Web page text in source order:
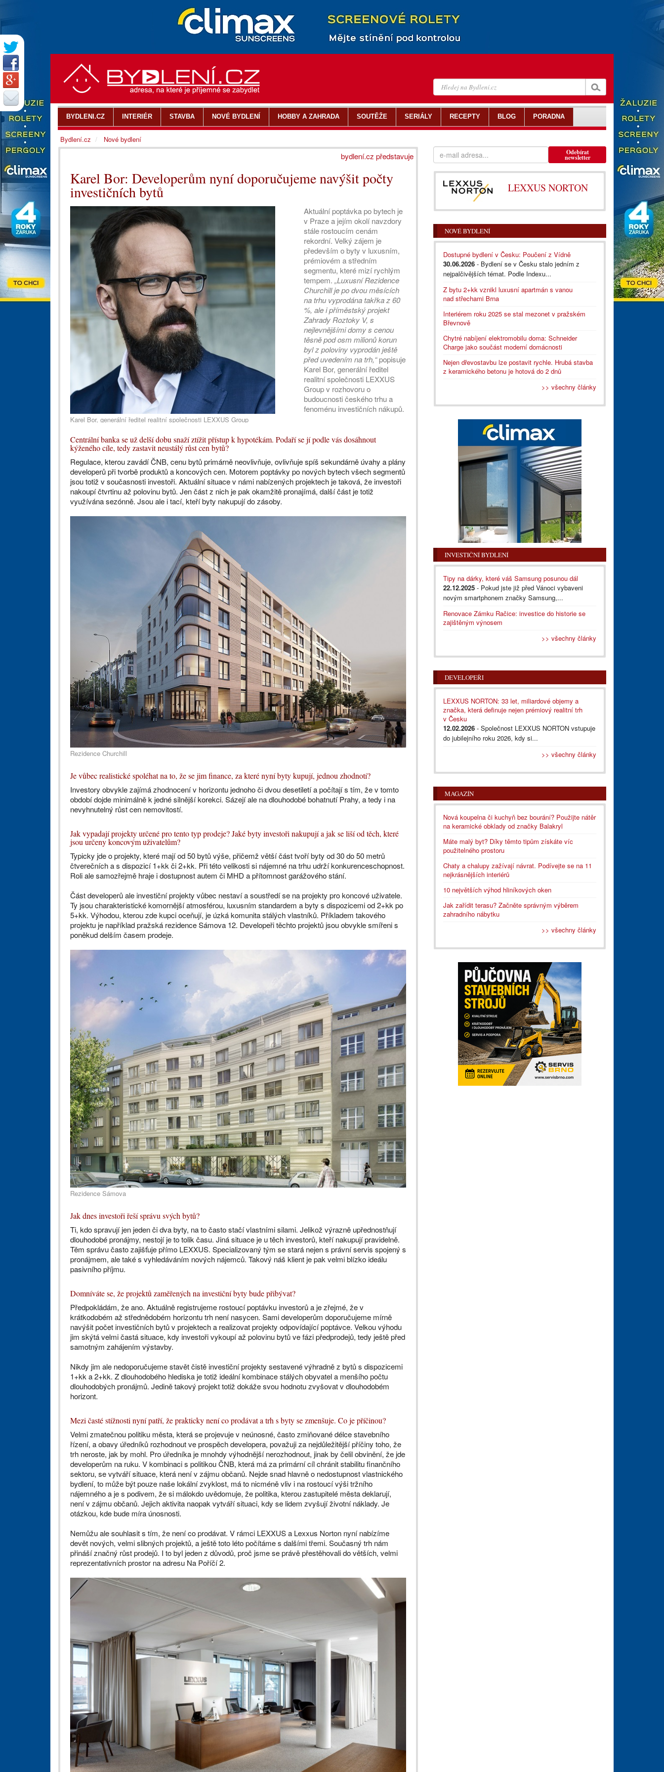
bydlení.cz představuje
Karel Bor: Developerům nyní doporučujeme navýšit počty
investičních bytů
Karel Bor, generální ředitel realitní společnosti LEXXUS Group
Aktuální poptávka po bytech je
v Praze a jejím okolí navzdory
stále rostoucím cenám
rekordní. Velký zájem je
především o byty v luxusním,
prémiovém a středním
segmentu, které mizí rychlým
tempem.„Luxusní Rezidence
Churchill je po dvou měsících
na trhu vyprodána takřka z 60
%, ale i příměstský projekt
Zahrady Roztoky V, s
nejlevnějšími domy s cenou
těsně pod osm milionů korun
byl z poloviny vyprodán ještě
před uvedením na trh,“popisuje
Karel Bor, generální ředitel
realitní společnosti LEXXUS
Group v rozhovoru o
budoucnosti českého trhu a
fenoménu investičních nákupů.
Centrální banka se už delší dobu snaží ztížit přístup k hypotékám. Podaří se jí podle vás dosáhnout
kýženého cíle, tedy zastavit neustálý růst cen bytů?
Regulace, kterou zavádí ČNB, cenu bytů primárně neovlivňuje, ovlivňuje spíš sekundárně úvahy a plány
developerů při tvorbě produktů a koncových cen. Motorem poptávky po nových bytech všech segmentů
jsou totiž v současnosti investoři. Aktuální situace v námi nabízených projektech je taková, že investoři
nakoupí čtvrtinu až polovinu bytů. Jen část z nich je pak okamžitě pronajímá, další část je totiž
využívána sezónně. Jsou ale i tací, kteří byty nakupují do zásoby.
Rezidence Churchill
Je vůbec realistické spoléhat na to, že se jim finance, za které nyní byty kupují, jednou zhodnotí?
Investory obvykle zajímá zhodnocení v horizontu jednoho či dvou desetiletí a počítají s tím, že v tomto
období dojde minimálně k jedné silnější korekci. Sázejí ale na dlouhodobé bohatnutí Prahy, a tedy i na
nevyhnutelný růst cen nemovitostí.
Jak vypadají projekty určené pro tento typ prodeje? Jaké byty investoři nakupují a jak se liší od těch, které
jsou určeny koncovým uživatelům?
Typicky jde o projekty, které mají od 50 bytů výše, přičemž větší část tvoří byty od 30 do 50 metrů
čtverečních a s dispozicí 1+kk či 2+kk. Při této velikosti si nájemné na trhu udrží konkurenceschopnost.
Roli ale samozřejmě hraje i dostupnost autem či MHD a přítomnost garážového stání.
Část developerů ale investiční projekty vůbec nestaví a soustředí se na projekty pro koncové uživatele.
Ty jsou charakteristické komornější atmosférou, luxusním standardem a byty s dispozicemi od 2+kk po
5+kk. Výhodou, kterou zde kupci oceňují, je úzká komunita stálých vlastníků. Příkladem takového
projektu je například pražská rezidence Sámova 12. Developeři těchto projektů jsou obvykle smířeni s
poněkud delším časem prodeje.
Rezidence Sámova
Jak dnes investoři řeší správu svých bytů?
Ti, kdo spravují jen jeden či dva byty, na to často stačí vlastními silami. Jelikož výrazně upřednostňují
dlouhodobé pronájmy, nestojí je to tolik času. Jiná situace je u těch investorů, kteří nakupují pravidelně.
Těm správu často zajišťuje přímo LEXXUS. Specializovaný tým se stará nejen s právní servis spojený s
pronájmem, ale také s vyhledáváním nových nájemců. Takový náš klient je pak velmi blízko ideálu
pasivního příjmu.
Domníváte se, že projektů zaměřených na investiční byty bude přibývat?
Předpokládám, že ano. Aktuálně registrujeme rostoucí poptávku investorů a je zřejmé, že v
krátkodobém až střednědobém horizontu trh není nasycen. Sami developerům doporučujeme mírně
navýšit počet investičních bytů v projektech a realizovat projekty odpovídající poptávce. Velkou výhodu
jim skýtá velmi častá situace, kdy investoři vykoupí až polovinu bytů ve fázi předprodejů, tedy ještě před
samotným zahájením výstavby.
Nikdy jim ale nedoporučujeme stavět čistě investiční projekty sestavené výhradně z bytů s dispozicemi
1+kk a 2+kk. Z dlouhodobého hlediska je totiž ideální kombinace stálých obyvatel a menšího počtu
dlouhodobých pronájmů. Jedině takový projekt totiž dokáže svou hodnotu zvyšovat v dlouhodobém
horizont.
Mezi časté stížnosti nyní patří, že prakticky není co prodávat a trh s byty se zmenšuje. Co je příčinou?
Velmi zmatečnou politiku města, která se projevuje v neúnosné, často zmiňované délce stavebního
řízení, a obavy úředníků rozhodnout ve prospěch developera, považuji za nejdůležitější příčiny toho, že
trh neroste, jak by mohl. Pro úředníka je mnohdy výhodnější nerozhodnout, jinak by čelil obvinění, že jde
developerům na ruku. V kombinaci s politikou ČNB, která má za primární cíl chránit stabilitu finančního
sektoru, se vytváří situace, která není v zájmu občanů. Nejde snad hlavně o nedostupnost vlastnického
bydlení, to může být pouze naše lokální zvyklost, má to nicméně vliv i na rostoucí výši tržního
nájemného a je s podivem, že si málokdo uvědomuje, že politika, kterou zastupitelé města deklarují,
není v zájmu občanů. Jejich aktivita naopak vytváří situaci, kdy se lidem zvyšují životní náklady. Je
otázkou, kde bude míra únosnosti.
Nemůžu ale souhlasit s tím, že není co prodávat. V rámci LEXXUS a Lexxus Norton nyní nabízíme
devět nových, velmi slibných projektů, a ještě toto léto počítáme s dalšími třemi. Současný trh nám
přináší značný růst prodejů. I to byl jeden z důvodů, proč jsme se právě přestěhovali do větších, velmi
reprezentativních prostor na adresu Na Poříčí 2.
Odebírat
newsletter
LEXXUS NORTON
NOVÉ BYDLENÍ
Dostupné bydlení v Česku: Poučení z Vídně
30.06.2026 - Bydlení se v Česku stalo jedním z
nejpalčivějších témat. Podle Indexu...
Z bytu 2+kk vznikl luxusní apartmán s vanou
nad střechami Brna
Interiérem roku 2025 se stal mezonet v pražském
Břevnově
Chytré nabíjení elektromobilu doma: Schneider
Charge jako součást moderní domácnosti
Nejen dřevostavbu lze postavit rychle. Hrubá stavba
z keramického betonu je hotová do 2 dnů
>> všechny články
INVESTIČNÍ BYDLENÍ
Tipy na dárky, které váš Samsung posunou dál
22.12.2025 - Pokud jste již před Vánoci vybaveni
novým smartphonem značky Samsung,...
Renovace Zámku Račice: investice do historie se
zajištěným výnosem
>> všechny články
DEVELOPEŘI
LEXXUS NORTON: 33 let, miliardové objemy a
značka, která definuje nejen prémiový realitní trh
v Česku
12.02.2026 - Společnost LEXXUS NORTON vstupuje
do jubilejního roku 2026, kdy si...
>> všechny články
MAGAZÍN
Nová koupelna či kuchyň bez bourání? Použijte nátěr
na keramické obklady od značky Balakryl
Máte malý byt? Díky těmto tipům získáte víc
použitelného prostoru
Chaty a chalupy zažívají návrat. Podívejte se na 11
nejkrásnějších interiérů
10 největších výhod hliníkových oken
Jak zařídit terasu? Začněte správným výběrem
zahradního nábytku
>> všechny články
BYDLENI.CZ INTERIÉR STAVBA NOVÉ BYDLENÍ HOBBY A ZAHRADA SOUTĚŽE SERIÁLY RECEPTY BLOG PORADNA
Bydlení.cz Nové bydlení